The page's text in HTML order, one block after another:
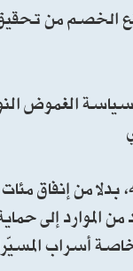
الخصم من
سياسة الغموض
بدلا من إنفاق
الموارد إلى
أسراب